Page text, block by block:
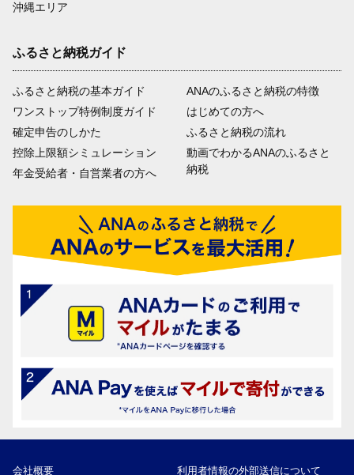
沖縄エリア
ふるさと納税ガイド
ふるさと納税の基本ガイド
ワンストップ特例制度ガイド
確定申告のしかた
控除上限額シミュレーション
年金受給者・自営業者の方へ
ANAのふるさと納税の特徴
はじめての方へ
ふるさと納税の流れ
動画でわかるANAのふるさと
納税
会社概要 利用者情報の外部送信について